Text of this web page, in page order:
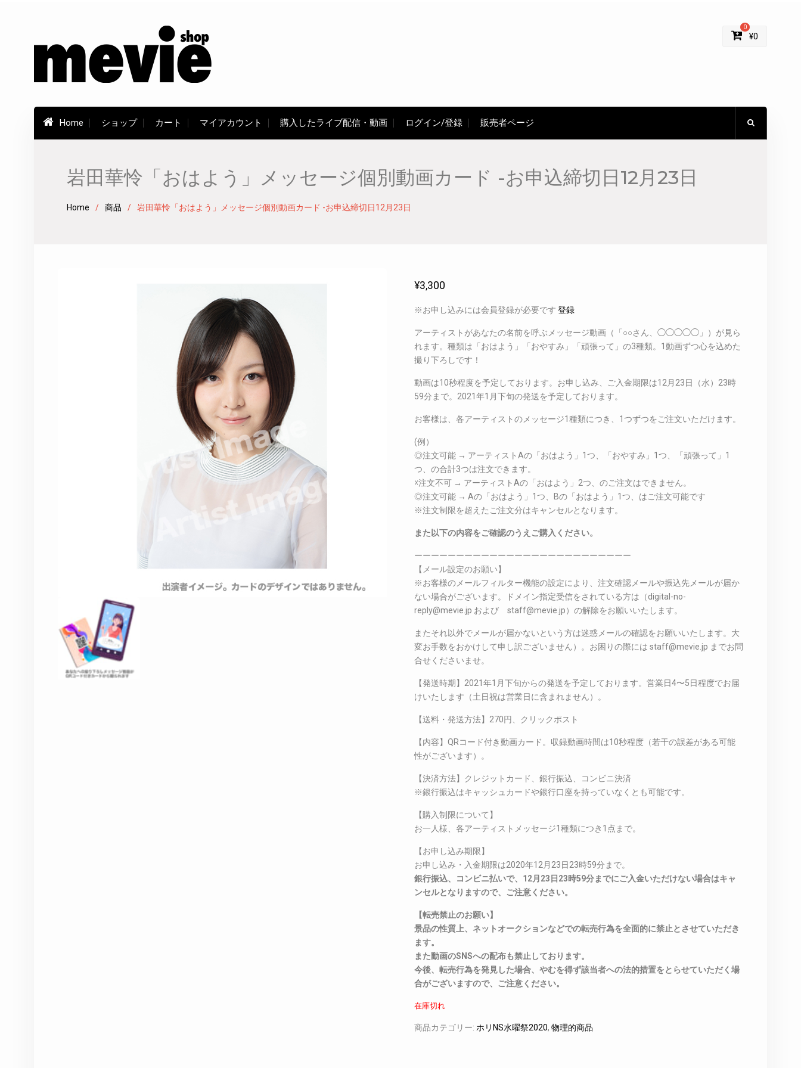
0
¥0
Home ショップ カート マイアカウント 購入したライブ配信・動画 ログイン/登録 販売者ページ
岩田華怜「おはよう」メッセージ個別動画カード -お申込締切日12月23日
Home 商品 岩田華怜「おはよう」メッセージ個別動画カード -お申込締切日12月23日
¥3,300
※お申し込みには会員登録が必要です 登録
アーティストがあなたの名前を呼ぶメッセージ動画（「○○さん、◯◯◯◯◯」）が見ら
れます。種類は「おはよう」「おやすみ」「頑張って」の3種類。1動画ずつ心を込めた
撮り下ろしです！
動画は10秒程度を予定しております。お申し込み、ご入金期限は12月23日（水）23時
59分まで。2021年1月下旬の発送を予定しております。
お客様は、各アーティストのメッセージ1種類につき、1つずつをご注文いただけます。
(例）
◎注文可能 → アーティストAの「おはよう」1つ、「おやすみ」1つ、「頑張って」1
つ、の合計3つは注文できます。
☓注文不可 → アーティストAの「おはよう」2つ、のご注文はできません。
◎注文可能 → Aの「おはよう」1つ、Bの「おはよう」1つ、はご注文可能です
※注文制限を超えたご注文分はキャンセルとなります。
また以下の内容をご確認のうえご購入ください。
ーーーーーーーーーーーーーーーーーーーーーーーーーー
【メール設定のお願い】
※お客様のメールフィルター機能の設定により、注文確認メールや振込先メールが届か
ない場合がございます。ドメイン指定受信をされている方は（digital-no-
reply@mevie.jp および staff@mevie.jp）の解除をお願いいたします。
またそれ以外でメールが届かないという方は迷惑メールの確認をお願いいたします。大
変お手数をおかけして申し訳ございません）。お困りの際には staff@mevie.jp までお問
合せくださいませ。
【発送時期】2021年1月下旬からの発送を予定しております。営業日4〜5日程度でお届
けいたします（土日祝は営業日に含まれません）。
【送料・発送方法】270円、クリックポスト
【内容】QRコード付き動画カード。収録動画時間は10秒程度（若干の誤差がある可能
性がございます）。
【決済方法】クレジットカード、銀行振込、コンビニ決済
※銀行振込はキャッシュカードや銀行口座を持っていなくとも可能です。
【購入制限について】
お一人様、各アーティストメッセージ1種類につき1点まで。
【お申し込み期限】
お申し込み・入金期限は2020年12月23日23時59分まで。
銀行振込、コンビニ払いで、12月23日23時59分までにご入金いただけない場合はキャ
ンセルとなりますので、ご注意ください。
【転売禁止のお願い】
景品の性質上、ネットオークションなどでの転売行為を全面的に禁止とさせていただき
ます。
また動画のSNSへの配布も禁止しております。
今後、転売行為を発見した場合、やむを得ず該当者への法的措置をとらせていただく場
合がございますので、ご注意ください。
在庫切れ
商品カテゴリー: ホリNS水曜祭2020, 物理的商品